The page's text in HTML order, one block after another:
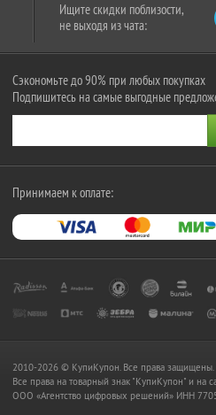
Ищите скидки поблизости,
не выходя из чата:
Сэкономьте до 90% при любых покупках
Подпишитесь на самые выгодные
Принимаем к оплате:
2010-2026 © КупиКупон. Все права защищены.
Все права на товарный знак "КупиКупон" и на
OOO «Агентство цифровых решений» ИНН